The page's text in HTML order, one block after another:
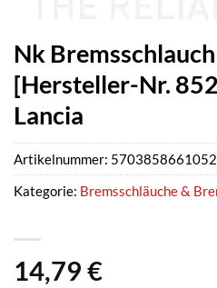
Nk
[Hersteller-Nr.
Lancia
14,79 €
Artikelnummer: 5703858661052
Kategorie: Bremsschläuche &